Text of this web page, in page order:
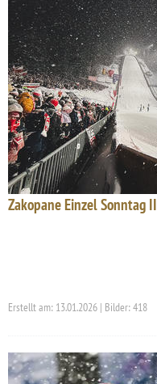
Zakopane Einzel Sonntag II
Erstellt am: 13.01.2026 | Bilder: 418